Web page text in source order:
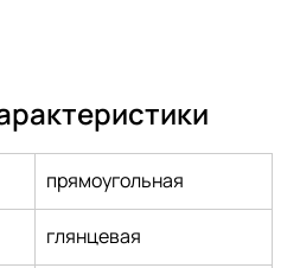
прямоугольная
глянцевая